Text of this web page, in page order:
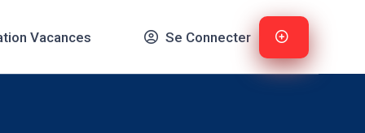
Vacances Se Connecter